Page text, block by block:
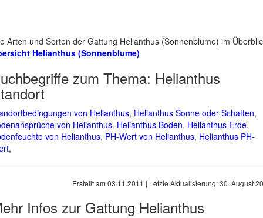
Arten und Sorten der Gattung Helianthus (Sonnenblume) im
Helianthus (Sonnenblume)
zum Thema: Helianthus
von Helianthus, Helianthus Sonne oder Schatten,
von Helianthus, Helianthus Boden, Helianthus Erde,
von Helianthus, PH-Wert von Helianthus, Helianthus PH-
,
Erstellt am 03.11.2011 | Letzte Aktualisierung:30. August
Infos zur Gattung Helianthus